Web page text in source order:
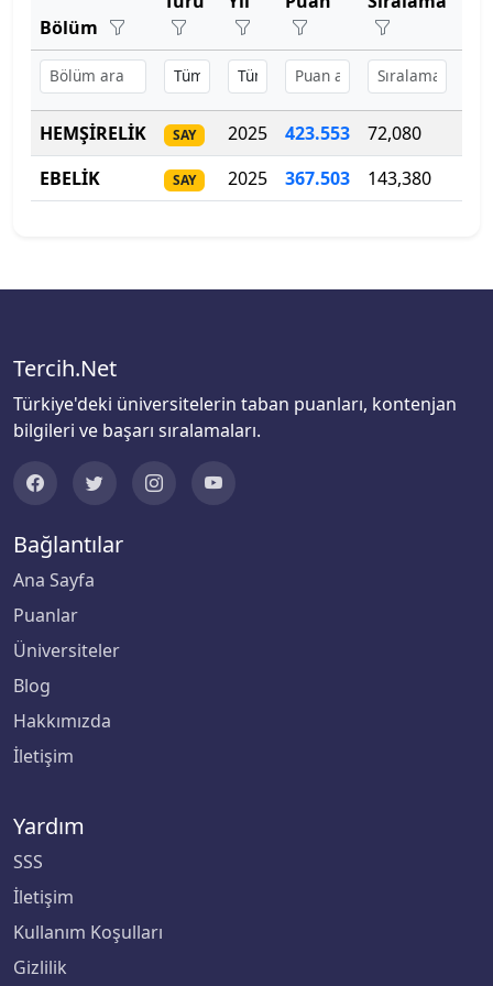
Başkent Üniversitesi
Başkent Üniversitesi
Başkent Üniversitesi
Bezm-İ Alem Vakıf Üniversitesi
Bilecik Şeyh Edebali Üniversitesi
Bingöl Üniversitesi
Biruni Üniversitesi
Bitlis Eren Üniversitesi
Boğaziçi Üniversitesi
Burdur Mehmet Akif Ersoy Üniversitesi
Çanakkale Onsekiz Mart Üniversitesi
Tıp Fakültesi
Uygulamalı Bilimler Fakültesi
Veteriner Fakültesi
Ziraat Fakültesi
Bölüm
HEMŞİRELİK SAY 2025 423.553 72,080
EBELİK
SAY 2025 367.503 143,380
Tercih.Net
Türkiye'deki üniversitelerin taban puanları, kontenjan
bilgileri ve başarı sıralamaları.
Bağlantılar
Ana Sayfa
Puanlar
Üniversiteler
Blog
Hakkımızda
İletişim
Yardım
SSS
İletişim
Kullanım Koşulları
Gizlilik